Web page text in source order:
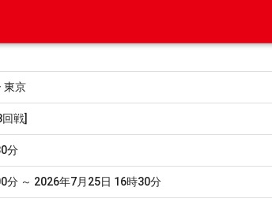
東京
戦]
分
分 ～ 2026年7月25日 16時30分